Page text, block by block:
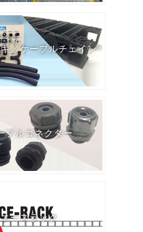
／ケーブルチェイン
ブルコネクター
エースラック